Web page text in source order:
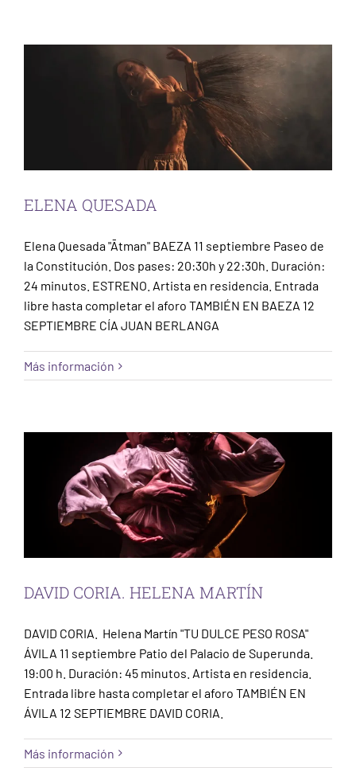
ELENA QUESADA
Elena Quesada "Ātman" BAEZA 11 septiembre Paseo de
la Constitución. Dos pases: 20:30h y 22:30h. Duración:
24 minutos. ESTRENO. Artista en residencia. Entrada
libre hasta completar el aforo TAMBIÉN EN BAEZA 12
SEPTIEMBRE CÍA JUAN BERLANGA
Más información
DAVID CORIA. HELENA MARTÍN
DAVID CORIA. HELENA MARTÍN
DAVID CORIA. Helena Martín "TU DULCE PESO ROSA"
ÁVILA 11 septiembre Patio del Palacio de Superunda.
19:00 h. Duración: 45 minutos. Artista en residencia.
Entrada libre hasta completar el aforo TAMBIÉN EN
ÁVILA 12 SEPTIEMBRE DAVID CORIA.
Más información
DAVID CORIA. FLORENCIA HOZ